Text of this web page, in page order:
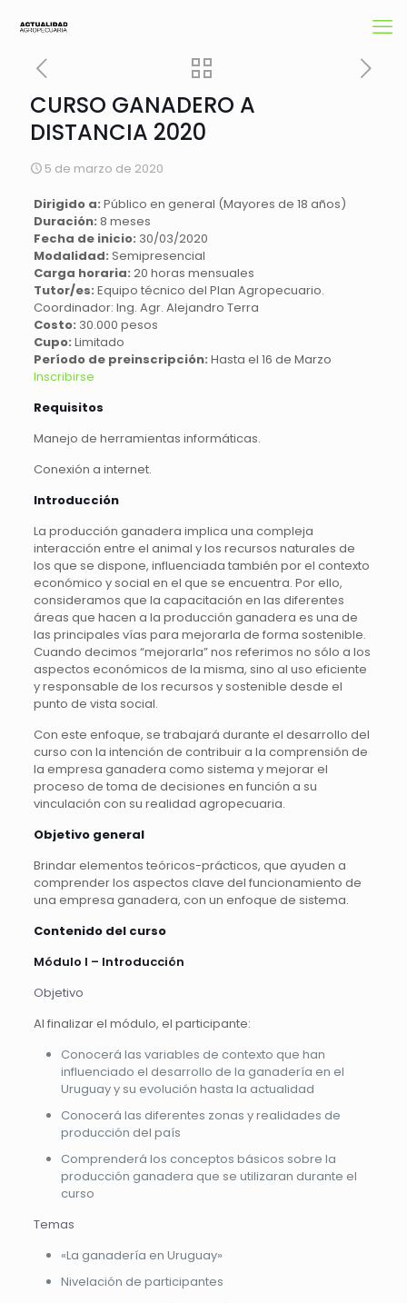
CURSO GANADERO A
DISTANCIA 2020
5 de marzo de 2020
Dirigido a: Público en general (Mayores de 18 años)
Duración: 8 meses
Fecha de inicio: 30/03/2020
Modalidad: Semipresencial
Carga horaria: 20 horas mensuales
Tutor/es: Equipo técnico del Plan Agropecuario.
Coordinador: Ing. Agr. Alejandro Terra
Costo: 30.000 pesos
Cupo: Limitado
Período de preinscripción: Hasta el 16 de Marzo
Inscribirse
Requisitos
Manejo de herramientas informáticas.
Conexión a internet.
Introducción
La producción ganadera implica una compleja
interacción entre el animal y los recursos naturales de
los que se dispone, influenciada también por el contexto
económico y social en el que se encuentra. Por ello,
consideramos que la capacitación en las diferentes
áreas que hacen a la producción ganadera es una de
las principales vías para mejorarla de forma sostenible.
Cuando decimos “mejorarla” nos referimos no sólo a los
aspectos económicos de la misma, sino al uso eficiente
y responsable de los recursos y sostenible desde el
punto de vista social.
Con este enfoque, se trabajará durante el desarrollo del
curso con la intención de contribuir a la comprensión de
la empresa ganadera como sistema y mejorar el
proceso de toma de decisiones en función a su
vinculación con su realidad agropecuaria.
Objetivo general
Brindar elementos teóricos-prácticos, que ayuden a
comprender los aspectos clave del funcionamiento de
una empresa ganadera, con un enfoque de sistema.
Contenido del curso
Módulo I – Introducción
Objetivo
Al finalizar el módulo, el participante:
Conocerá las variables de contexto que han
influenciado el desarrollo de la ganadería en el
Uruguay y su evolución hasta la actualidad
Conocerá las diferentes zonas y realidades de
producción del país
Comprenderá los conceptos básicos sobre la
producción ganadera que se utilizaran durante el
curso
Temas
«La ganadería en Uruguay»
Nivelación de participantes